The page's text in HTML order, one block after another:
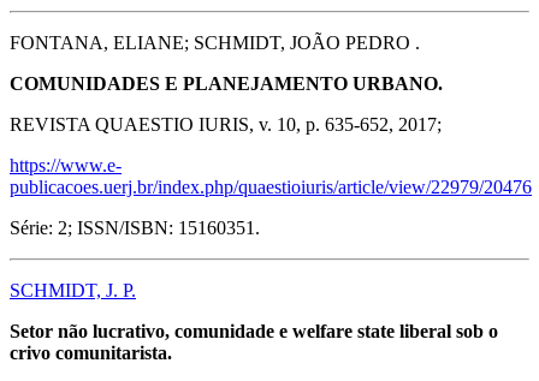
FONTANA, ELIANE; SCHMIDT, JOÃO PEDRO .
COMUNIDADES E PLANEJAMENTO URBANO.
REVISTA QUAESTIO IURIS, v. 10, p. 635-652, 2017;
https://www.e-
publicacoes.uerj.br/index.php/quaestioiuris/article/view/22979/20476
Série: 2; ISSN/ISBN: 15160351.
SCHMIDT, J. P.
Setor não lucrativo, comunidade e welfare state liberal sob o
crivo comunitarista.